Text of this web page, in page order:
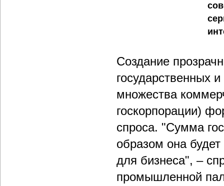
Создание
государственных
множества
госкорпорации)
спроса. "Сумма
образом она
для бизнеса", –
промышленной